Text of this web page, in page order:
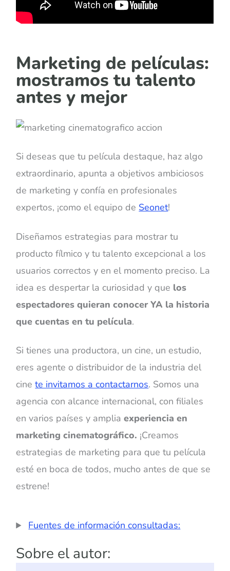
Marketing de películas:
mostramos tu talento
antes y mejor
Si deseas que tu película destaque, haz algo
extraordinario, apunta a objetivos ambiciosos
de marketing y confía en profesionales
expertos, ¡como el equipo de Seonet!
Diseñamos estrategias para mostrar tu
producto fílmico y tu talento excepcional a los
usuarios correctos y en el momento preciso. La
idea es despertar la curiosidad y que los
espectadores quieran conocer YA la historia
que cuentas en tu película.
Si tienes una productora, un cine, un estudio,
eres agente o distribuidor de la industria del
cinete invitamos a contactarnos. Somos una
agencia con alcance internacional, con filiales
en varios países y ampliaexperiencia en
marketing cinematográfico. ¡Creamos
estrategias de marketing para que tu película
esté en boca de todos, mucho antes de que se
estrene!
Fuentes de información consultadas:
Sobre el autor: